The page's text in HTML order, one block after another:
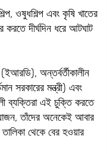
ওষুধশিল্প এবং কৃষি খাতের
করতে দীর্ঘদিন ধরে আটঘাট
অন্তর্বর্তীকালীন
সরকারের মন্ত্রী) এবং
ব্যক্তিরা এই চুক্তি করতে
তাঁদের অনেকেই আবার
থেকে বের হওয়ার